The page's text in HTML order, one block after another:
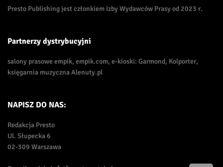
Presto Publishing jest członkiem Izby Wydawców Prasy od 2023 r.
Partnerzy dystrybucyjni
salony prasowe empik, empik.com, e-kioski: Garmond, Kolporter,
księgarnia muzyczna Alenuty.pl
NAPISZ DO NAS:
Redakcja Presto
Ul. Słupecka 6
02-309 Warszawa